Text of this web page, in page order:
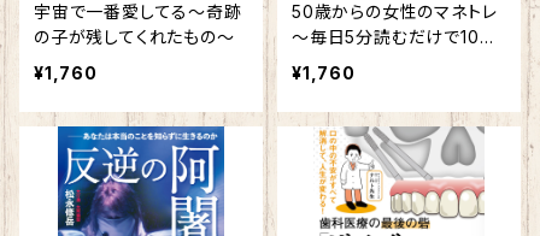
宇宙で一番愛してる～奇跡
の子が残してくれたもの～
¥1,760
50歳からの女性のマネトレ
～毎日5分読むだけで10年
後が変わる！～
¥1,760